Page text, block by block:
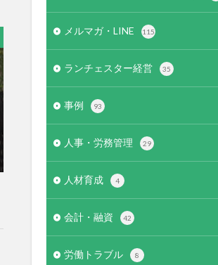
メルマガ・LINE 115
ランチェスター経営 35
事例 93
人事・労務管理 29
人材育成 4
会計・融資 42
労働トラブル 8